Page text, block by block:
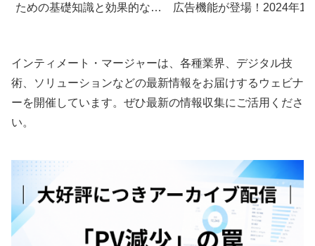
ための基礎知識と効果的なア
広告機能が登場！2024年12
インティメート・マージャーは、各種業界、デジタル技
術、ソリューションなどの最新情報をお届けするウェビナ
ーを開催しています。ぜひ最新の情報収集にご活用くださ
い。